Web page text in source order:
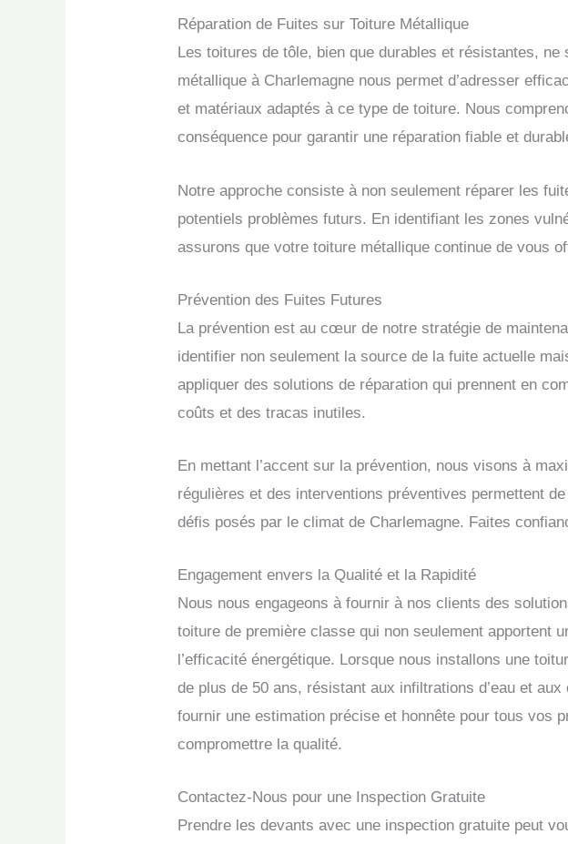
Réparation de Fuites sur Toiture Métallique
Les toitures de tôle, bien que durables et résistantes,
métallique à Charlemagne nous permet d’adresser
et matériaux adaptés à ce type de toiture. Nous
conséquence pour garantir une réparation fiable et
Notre approche consiste à non seulement réparer les
potentiels problèmes futurs. En identifiant les zones
assurons que votre toiture métallique continue de vous
Prévention des Fuites Futures
La prévention est au cœur de notre stratégie de
identifier non seulement la source de la fuite actuelle
appliquer des solutions de réparation qui prennent en
coûts et des tracas inutiles.
En mettant l’accent sur la prévention, nous visons à
régulières et des interventions préventives permettent
défis posés par le climat de Charlemagne. Faites
Engagement envers la Qualité et la Rapidité
Nous nous engageons à fournir à nos clients des
toiture de première classe qui non seulement apportent
l’efficacité énergétique. Lorsque nous installons une
de plus de 50 ans, résistant aux infiltrations d’eau et
fournir une estimation précise et honnête pour tous vos
compromettre la qualité.
Contactez-Nous pour une Inspection Gratuite
Prendre les devants avec une inspection gratuite peut